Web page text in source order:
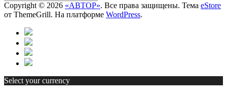
Copyright © 2026 «АВТОР». Все права защищены. Тема eStore
от ThemeGrill. На платформе WordPress.
Select your currency